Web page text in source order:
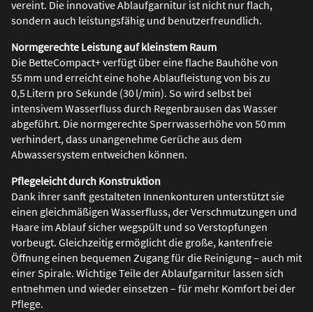
vereint. Die innovative Ablaufgarnitur ist nicht nur flach,
sondern auch leistungsfähig und benutzerfreundlich.
Normgerechte Leistung auf kleinstem Raum
Die BetteCompact+ verfügt über eine flache Bauhöhe von
55 mm und erreicht eine hohe Ablaufleistung von bis zu
0,5 Litern pro Sekunde (30 l/min). So wird selbst bei
intensivem Wasserfluss durch Regenbrausen das Wasser
abgeführt. Die normgerechte Sperrwasserhöhe von 50 mm
verhindert, dass unangenehme Gerüche aus dem
Abwassersystem entweichen können.
Pflegeleicht durch Konstruktion
Dank ihrer sanft gestalteten Innenkonturen unterstützt sie
einen gleichmäßigen Wasserfluss, der Verschmutzungen und
Haare im Ablauf sicher wegspült und so Verstopfungen
vorbeugt. Gleichzeitig ermöglicht die große, kantenfreie
Öffnung einen bequemen Zugang für die Reinigung – auch mit
einer Spirale. Wichtige Teile der Ablaufgarnitur lassen sich
entnehmen und wieder einsetzen – für mehr Komfort bei der
Pflege.